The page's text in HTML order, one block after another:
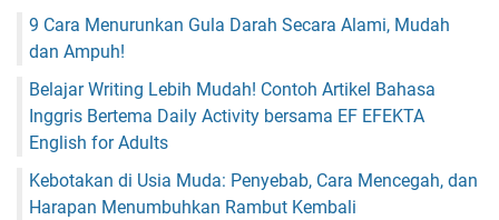
9 Cara Menurunkan Gula Darah Secara Alami, Mudah
dan Ampuh!
Belajar Writing Lebih Mudah! Contoh Artikel Bahasa
Inggris Bertema Daily Activity bersama EF EFEKTA
English for Adults
Kebotakan di Usia Muda: Penyebab, Cara Mencegah, dan
Harapan Menumbuhkan Rambut Kembali